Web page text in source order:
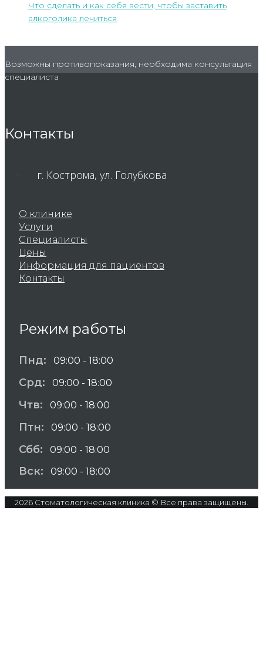
Что сделать и как себя вести, чтобы заставить
алкоголика лечиться
Возможны противопоказания, необходима консультация
специалиста
Контакты
г. Кострома, ул. Голубкова
О клинике
Услуги
Специалисты
Цены
Информация для пациентов
Контакты
Режим работы
Пнд: 09:00 - 18:00
Срд: 09:00 - 18:00
Чтв: 09:00 - 18:00
Птн: 09:00 - 18:00
Сбб: 09:00 - 18:00
Вск: 09:00 - 18:00
2026 Стоматологическая клиника © Все права защищены.